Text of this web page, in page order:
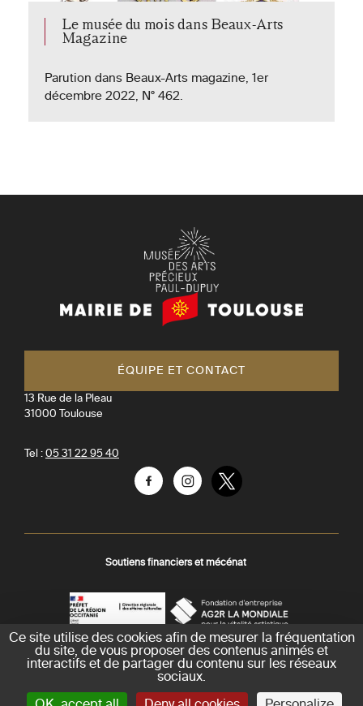
Ce site utilise des cookies afin de mesurer la fréquentation
du site, de vous proposer des contenus animés et
interactifs et de partager du contenu sur les réseaux
sociaux.
Le musée du mois dans Beaux-Arts
Magazine
Parution dans Beaux-Arts magazine, 1er
décembre 2022, N° 462.
Mairie
de
ÉQUIPE ET CONTACT
13 Rue de la Pleau
31000
Toulouse
Tel : 05 31 22 95 40
FacebookInstagramTwitter
Soutiens financiers et mécénat
Préfecture
-
-
AGR
La
Mondiale
Gestion des cookies